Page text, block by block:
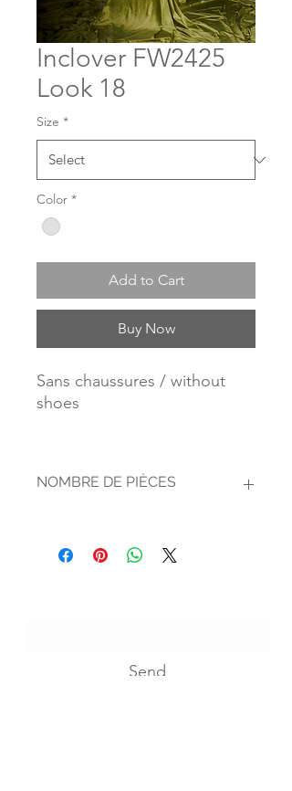
Inclover FW2425
Look 18
Size *
Color *
Add to Cart
Buy Now
Sans chaussures / without
shoes
NOMBRE DE PIÈCES
Send